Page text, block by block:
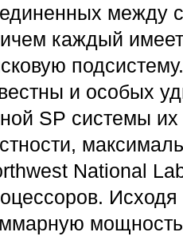
между
каждый
и особых
SP системы
National